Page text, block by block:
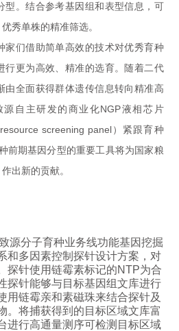
型。结合参考基因组和表型信息，可
秀单株的精准筛选。
家们借助简单高效的技术对优秀育种
行更为高效、精准的选育。随着二代
由全面获得群体遗传信息转向精准高
自主研发的商业化NGP液相芯片
screening panel）紧跟育种
前期基因分型的重要工具将为国家粮
出新的贡献。
源分子育种业务线功能基因挖掘
和多因素控制探针设计方案，对
探针使用链霉素标记的NTP为合
探针能够与目标基因组文库进行
用链霉亲和素磁珠来结合探针及
。将捕获得到的目标区域文库富
进行高通量测序可检测目标区域